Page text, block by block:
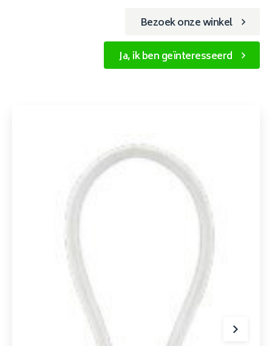
Bezoek onze winkel
Ja, ik ben geïnteresseerd